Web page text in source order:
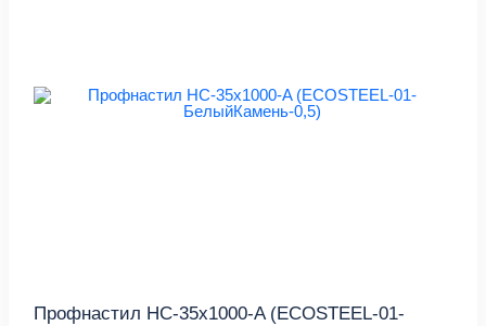
Профнастил НС-35x1000-A (ECOSTEEL-01-